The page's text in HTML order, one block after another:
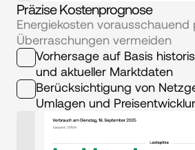
Präzise Kostenprognose
Energiekosten vorausschauend
Überraschungen vermeiden
Vorhersage auf Basis
und aktueller Marktdaten
Berücksichtigung von
Umlagen und